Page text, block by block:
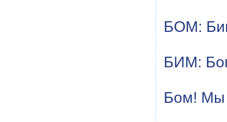
БОМ:
БИМ:
Бом! Мы